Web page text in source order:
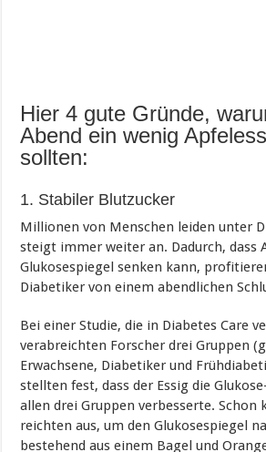
Hier 4 gute Gründe,
Abend ein wenig
sollten:
1. Stabiler Blutzucker
Millionen von Menschen leiden unter
steigt immer weiter an. Dadurch, dass
Glukosespiegel senken kann,
Diabetiker von einem abendlichen
Bei einer Studie, die in Diabetes Care
verabreichten Forscher drei Gruppen
Erwachsene, Diabetiker und
stellten fest, dass der Essig die
allen drei Gruppen verbesserte. Schon
reichten aus, um den Glukosespiegel
bestehend aus einem Bagel und